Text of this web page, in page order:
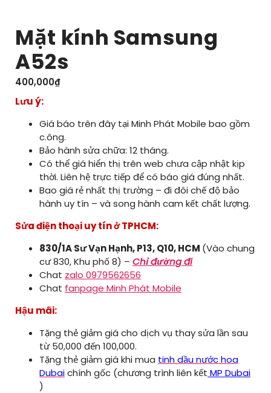
Mặt kính Samsung
A52s
400,000₫
Lưu ý:
Giá báo trên đây tại Minh Phát Mobile bao gồm
c.ông.
Bảo hành sửa chữa: 12 tháng.
Có thể giá hiển thị trên web chưa cập nhật kịp
thời. Liên hệ trực tiếp để có báo giá đúng nhất.
Bao giá rẻ nhất thị trường – đi đôi chế độ bảo
hành uy tín – và song hành cam kết chất lượng.
Sửa điện thoại uy tín ở TPHCM:
830/1A Sư Vạn Hạnh, P13, Q10, HCM (Vào chung
cư 830, Khu phố 8) – Chỉ đường đi
Chat zalo 0979562656
Chat fanpage Minh Phát Mobile
Hậu mãi:
Tặng thẻ giảm giá cho dịch vụ thay sửa lần sau
từ 50,000 đến 100,000.
Tặng thẻ giảm giá khi mua tinh dầu nước hoa
Dubaichính gốc (chương trình liên kết MP Dubai
)